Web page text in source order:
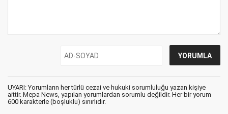
UYARI: Yorumların her türlü cezai ve hukuki sorumluluğu yazan kişiye
aittir. Mepa News, yapılan yorumlardan sorumlu değildir. Her bir yorum
600 karakterle (boşluklu) sınırlıdır.